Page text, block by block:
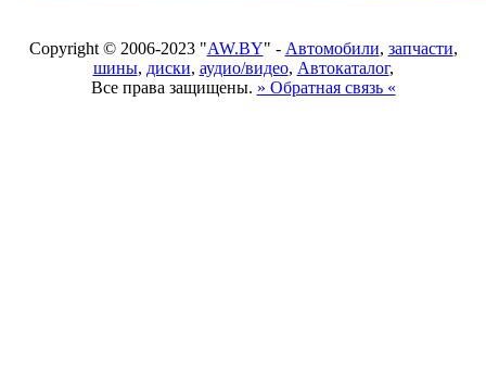
Copyright © 2006-2023 "AW.BY" - Автомобили, запчасти,
шины, диски, аудио/видео, Автокаталог,
Все права защищены. » Обратная связь «